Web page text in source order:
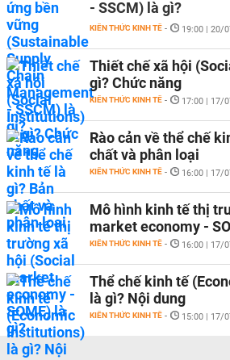
- SSCM) là gì?
KIẾN THỨC KINH TẾ - 19:00 | 20/
Thiết chế xã hội
gì? Chức năng
KIẾN THỨC KINH TẾ - 17:00 | 17/
Rào cản về thể chế
chất và phân loại
KIẾN THỨC KINH TẾ - 16:00 | 17/
Mô hình kinh tế thị
market economy -
KIẾN THỨC KINH TẾ - 16:00 | 17/
Thể chế kinh tế
là gì? Nội dung
KIẾN THỨC KINH TẾ - 15:00 | 17/